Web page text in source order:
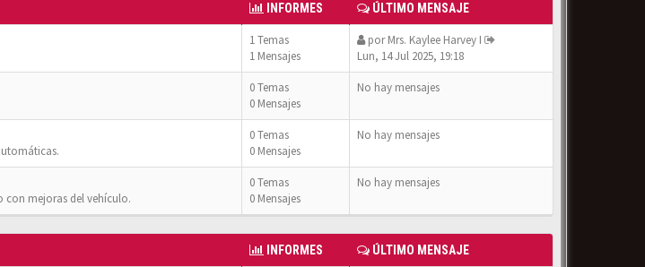
INFORMES ÚLTIMO MENSAJE
1 Temas
1 Mensajes
porMrs. Kaylee Harvey I
Lun, 14 Jul 2025, 19:18
0 Temas
0 Mensajes
No hay mensajes
0 Temas
0 Mensajes
No hay mensajes
con mejoras del vehículo.
0 Temas
0 Mensajes
No hay mensajes
INFORMES ÚLTIMO MENSAJE